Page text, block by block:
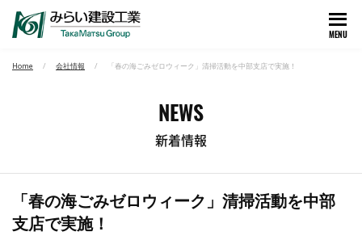
MENU
Home 会社情報 「春の海ごみゼロウィーク」清掃活動を中部支店で実施！
NEWS
新着情報
「春の海ごみゼロウィーク」清掃活動を中部
支店で実施！